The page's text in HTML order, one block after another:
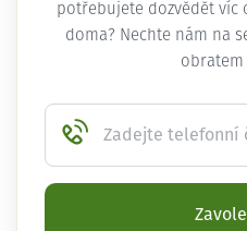
potřebujete dozvědět
doma? Nechte nám na
obratem
Zadejte telefonní